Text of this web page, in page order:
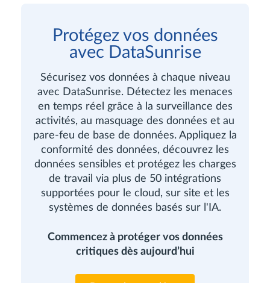
Protégez vos données
avec DataSunrise
Sécurisez vos données à chaque niveau
avec DataSunrise. Détectez les menaces
en temps réel grâce à la surveillance des
activités, au masquage des données et au
pare-feu de base de données. Appliquez la
conformité des données, découvrez les
données sensibles et protégez les charges
de travail via plus de 50 intégrations
supportées pour le cloud, sur site et les
systèmes de données basés sur l'IA.
Commencez à protéger vos données
critiques dès aujourd’hui